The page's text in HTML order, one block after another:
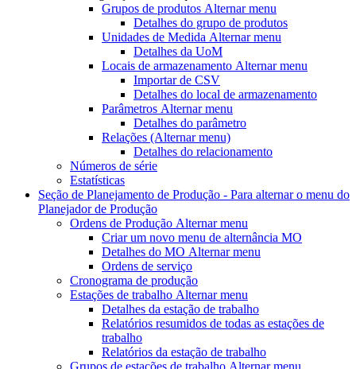
Grupos de produtos Alternar menu
Detalhes do grupo de produtos
Unidades de Medida Alternar menu
Detalhes da UoM
Locais de armazenamento Alternar menu
Importar de CSV
Detalhes do local de armazenamento
Parâmetros Alternar menu
Detalhes do parâmetro
Relações (Alternar menu)
Detalhes do relacionamento
Números de série
Estatísticas
Seção de Planejamento de Produção - Para alternar o menu do
Planejador de Produção
Ordens de Produção Alternar menu
Criar um novo menu de alternância MO
Detalhes do MO Alternar menu
Ordens de serviço
Cronograma de produção
Estações de trabalho Alternar menu
Detalhes da estação de trabalho
Relatórios resumidos de todas as estações de
trabalho
Relatórios da estação de trabalho
Grupos de estações de trabalho Alternar menu